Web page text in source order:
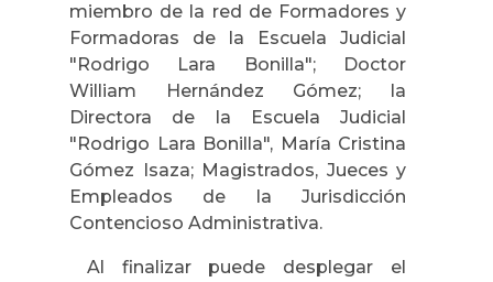
miembro de la red de Formadores y
Formadoras de la Escuela Judicial
"Rodrigo Lara Bonilla"; Doctor
William Hernández Gómez; la
Directora de la Escuela Judicial
"Rodrigo Lara Bonilla", María Cristina
Gómez Isaza; Magistrados, Jueces y
Empleados de la Jurisdicción
Contencioso Administrativa.
Al finalizar puede desplegar el